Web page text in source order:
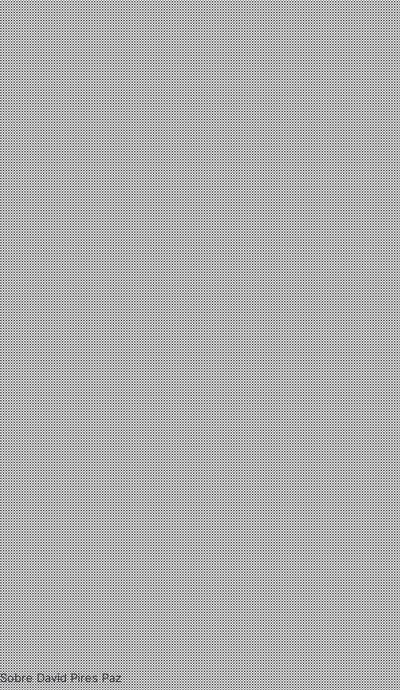
Sobre David Pires Paz